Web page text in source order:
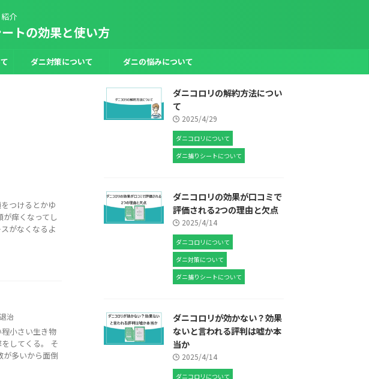
介
トの効果と使い方
ダニ対策について ダニの悩みについて
つけるとかゆ
痒くなってし
がなくなるよ
治
小さい生き物
してくる。 そ
が多いから面倒
ダニコロリの解約方法につい
て
2025/4/29
ダニコロリについて
ダニ捕りシートについて
ダニコロリの効果が口コミで
評価される2つの理由と欠点
2025/4/14
ダニコロリについて
ダニ対策について
ダニ捕りシートについて
ダニコロリが効かない？効果
ないと言われる評判は嘘か本
当か
2025/4/14
ダニコロリについて